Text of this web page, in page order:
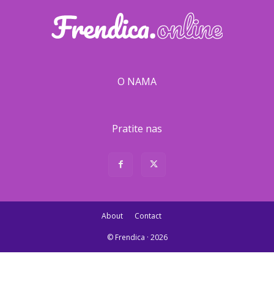
O NAMA
Pratite nas
About Contact
© Frendica · 2026